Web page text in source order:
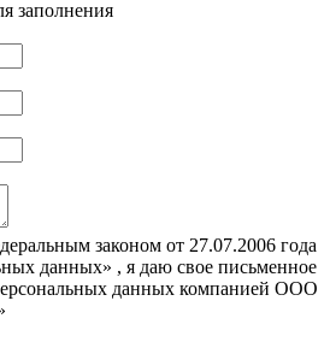
заполнения
законом от 27.07.2006 года
данных» , я даю свое письменное
данных компанией ООО